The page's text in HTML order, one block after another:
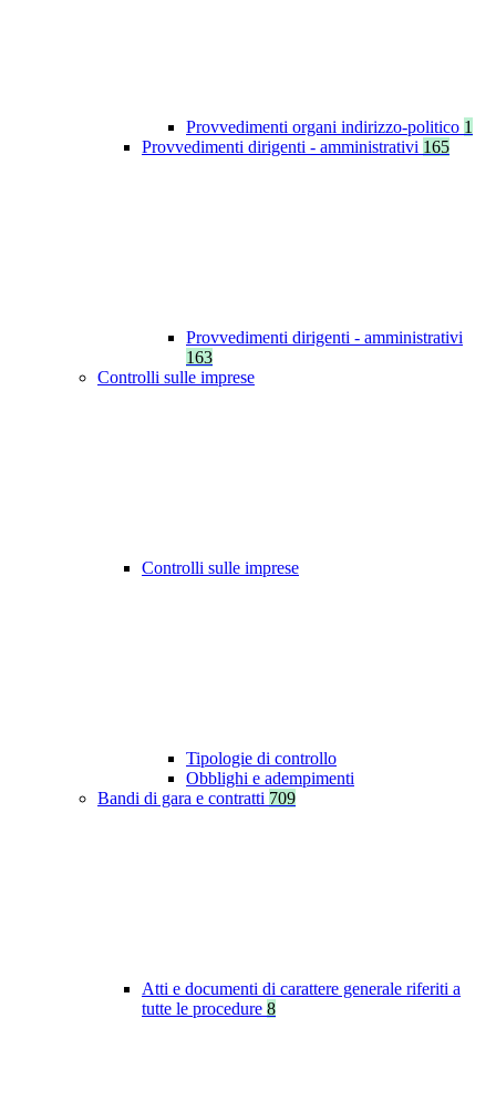
Provvedimenti organi indirizzo-politico 1
Provvedimenti dirigenti - amministrativi 165
Provvedimenti dirigenti - amministrativi
163
Controlli sulle imprese
Controlli sulle imprese
Tipologie di controllo
Obblighi e adempimenti
Bandi di gara e contratti 709
Atti e documenti di carattere generale riferiti a
tutte le procedure 8